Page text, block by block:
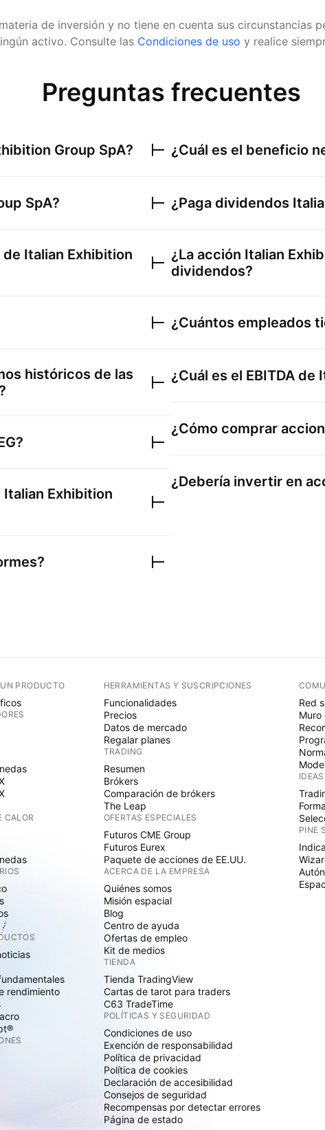
de inversión y no tiene en cuenta sus circunstancias
activo. Consulte las Condiciones de uso y realice
Preguntas frecuentes
Group SpA?
SpA?
de Italian Exhibition
históricos de las
?
?
Italian Exhibition
¿Cuál es el beneficio
¿Paga dividendos
¿La acción Italian
dividendos?
¿Cuántos empleados
¿Cuál es el EBITDA de
¿Cómo comprar
¿Debería invertir en
PRODUCTO
CALOR
rendimiento
HERRAMIENTAS Y SUSCRIPCIONES
Funcionalidades
Precios
Datos de mercado
Regalar planes
TRADING
Resumen
Brókers
Comparación de brókers
The Leap
OFERTAS ESPECIALES
Futuros CME Group
Futuros Eurex
Paquete de acciones de EE.UU.
ACERCA DE LA EMPRESA
Quiénes somos
Misión espacial
Blog
Centro de ayuda
Ofertas de empleo
Kit de medios
TIENDA
Tienda TradingView
Cartas de tarot para traders
C63 TradeTime
POLÍTICAS Y SEGURIDAD
Condiciones de uso
Exención de responsabilidad
Política de privacidad
Política de cookies
Declaración de accesibilidad
Consejos de seguridad
Recompensas por detectar errores
Página de estado
Red
Muro
IDEAS
PINE